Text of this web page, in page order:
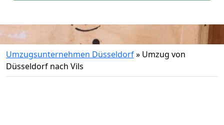
Umzugsunternehmen Düsseldorf» Umzug von
Düsseldorf nach Vils